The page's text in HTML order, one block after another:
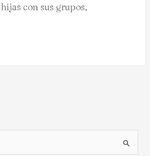
con sus grupos,